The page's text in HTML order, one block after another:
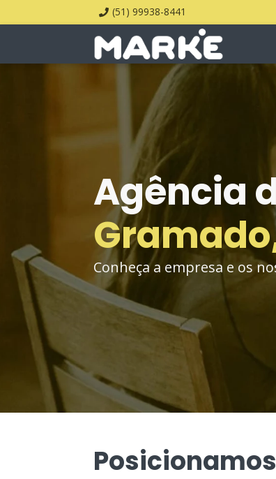
(51) 99938-8441
Agência
Conheça a empresa e os